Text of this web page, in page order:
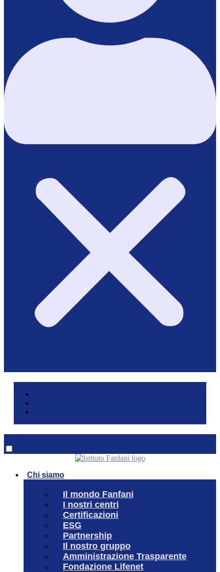
Chi siamo
Il mondo Fanfani
I nostri centri
Certificazioni
ESG
Partnership
Il nostro gruppo
Amministrazione Trasparente
Fondazione Lifenet